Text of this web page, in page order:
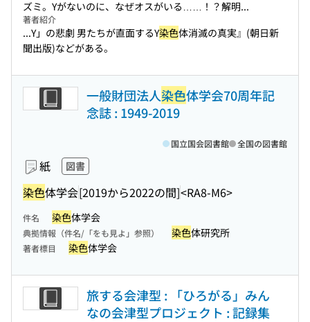
ズミ。Yがないのに、なぜオスがいる……！？解明...
著者紹介
...Y」の悲劇 男たちが直面するY染色体消滅の真実』(朝日新
聞出版)などがある。
一般財団法人染色体学会70周年記
念誌 : 1949-2019
紙 図書
染色体学会[2019から2022の間]<RA8-M6>
国立国会図書館 全国の図書館
件名 染色体学会
典拠情報（件名/「をも見よ」参照） 染色体研究所
著者標目 染色体学会
旅する会津型 : 「ひろがる」みん
なの会津型プロジェクト : 記録集